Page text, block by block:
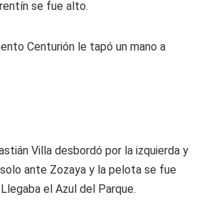
se fue alto.
Centurión le tapó un mano a
Villa desbordó por la izquierda y
ante Zozaya y la pelota se fue
el Azul del Parque.